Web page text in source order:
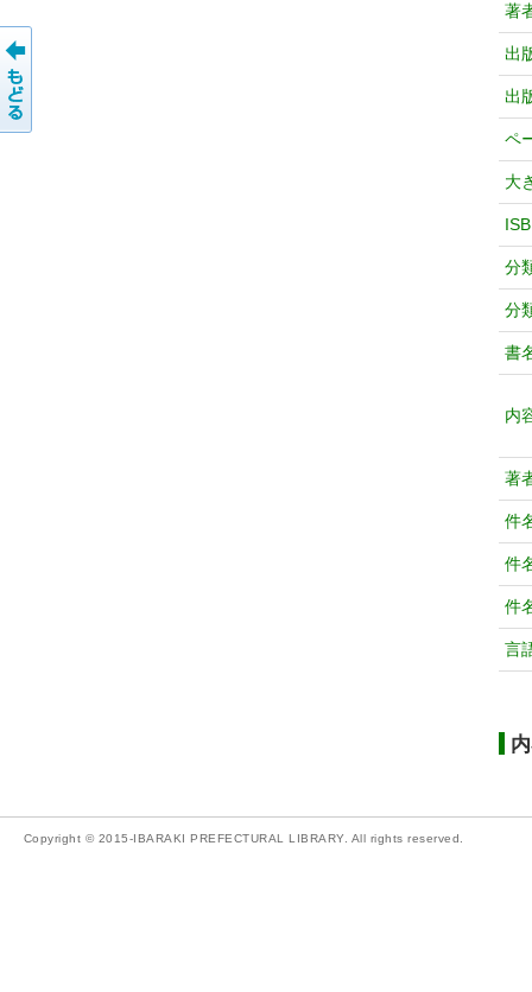
著
出
出
ペ
大
分
分
書
内
著
件
件
件
言
Copyright © 2015-IBARAKI PREFECTURAL LIBRARY. All rights reserved.